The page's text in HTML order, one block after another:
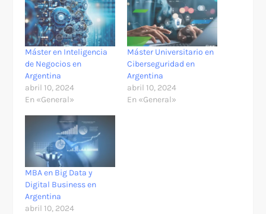
Máster en Inteligencia
de Negocios en
Argentina
abril 10, 2024
En «General»
Máster Universitario en
Ciberseguridad en
Argentina
abril 10, 2024
En «General»
MBA en Big Data y
Digital Business en
Argentina
abril 10, 2024